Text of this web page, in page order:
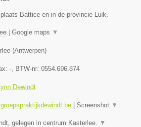
Battice en in de provincie Luik.
| Google maps ▼
(Antwerpen)
- , BTW-nr: 0554.696.874
Dewindt
| Screenshot ▼
gelegen in centrum Kasterlee. ▼